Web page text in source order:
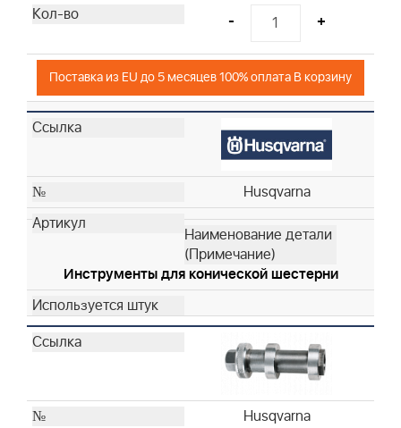
- +
Поставка из EU до 5 месяцев 100% оплата В корзину
Husqvarna
Инструменты для конической шестерни
Husqvarna